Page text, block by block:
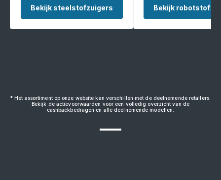
Bekijk steelstofzuigers Bekijk
* Het assortiment op onze website kan verschillen met de deelnemende retailers.
Bekijk de actievoorwaarden voor een volledig overzicht van de
cashbackbedragen en alle deelnemende modellen.